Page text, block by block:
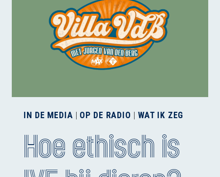
IN DE MEDIA | OP DE RADIO | WAT IK ZEG
Hoe ethisch is